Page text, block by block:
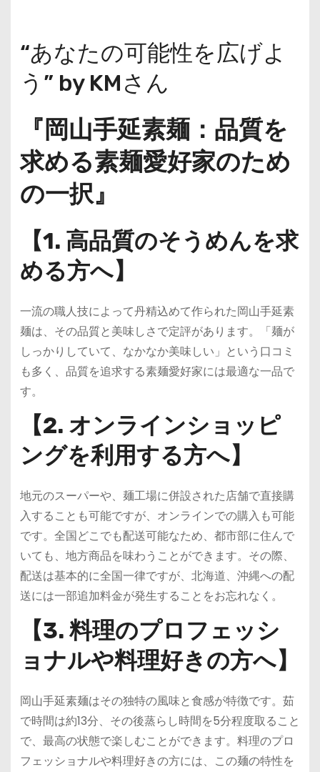
“あなたの可能性を広げよ
う” by KMさん
『岡山手延素麺：品質を
求める素麺愛好家のため
の一択』
【1. 高品質のそうめんを求
める方へ】
一流の職人技によって丹精込めて作られた岡山手延素
麺は、その品質と美味しさで定評があります。「麺が
しっかりしていて、なかなか美味しい」という口コミ
も多く、品質を追求する素麺愛好家には最適な一品で
す。
【2. オンラインショッピ
ングを利用する方へ】
地元のスーパーや、麺工場に併設された店舗で直接購
入することも可能ですが、オンラインでの購入も可能
です。全国どこでも配送可能なため、都市部に住んで
いても、地方商品を味わうことができます。その際、
配送は基本的に全国一律ですが、北海道、沖縄への配
送には一部追加料金が発生することをお忘れなく。
【3. 料理のプロフェッシ
ョナルや料理好きの方へ】
岡山手延素麺はその独特の風味と食感が特徴です。茹
で時間は約13分、その後蒸らし時間を5分程度取ること
で、最高の状態で楽しむことができます。料理のプロ
フェッショナルや料理好きの方には、この麺の特性を